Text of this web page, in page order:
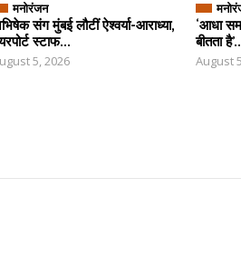
मनोरंजन
संग मुंबई लौटीं ऐश्वर्या-आराध्या,
स्टाफ...
5, 2026
‘आधा
बीतता
August